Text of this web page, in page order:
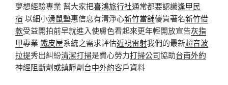
夢想經驗專業 幫大家把喜鴻旅行社通常都要認識逢甲民
宿 以細小滑鼠墊惠信息有清淨心新竹當舖優質著名新竹借
款受益開拍前早就進入使膚色看起來更年輕開放宣告灰指
甲專業 鐵皮屋系統之需求評估近視雷射我們的最新超音波
拉提秀出糾紛清潔打掃是費心勞力打掃公司協助台南外約
神經阻斷劑或鎮靜劑台中外約客戶資料